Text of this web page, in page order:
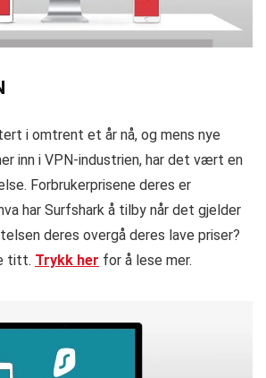
i omtrent et år nå, og mens nye
inn i VPN-industrien, har det vært en
Forbrukerprisene deres er
har Surfshark å tilby når det gjelder
deres overgå deres lave priser?
titt. Trykk her for å lese mer.